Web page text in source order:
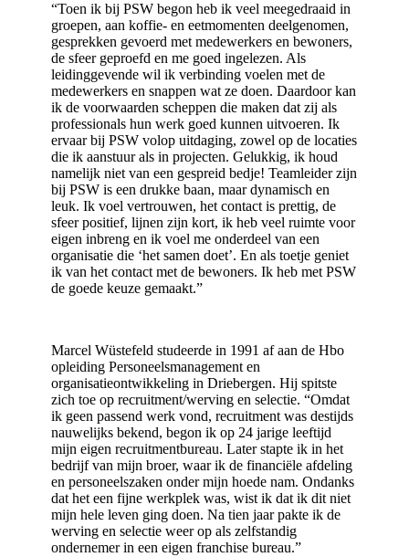
“Toen ik bij PSW begon heb ik veel meegedraaid in
groepen, aan koffie- en eetmomenten deelgenomen,
gesprekken gevoerd met medewerkers en bewoners,
de sfeer geproefd en me goed ingelezen. Als
leidinggevende wil ik verbinding voelen met de
medewerkers en snappen wat ze doen. Daardoor kan
ik de voorwaarden scheppen die maken dat zij als
professionals hun werk goed kunnen uitvoeren. Ik
ervaar bij PSW volop uitdaging, zowel op de locaties
die ik aanstuur als in projecten. Gelukkig, ik houd
namelijk niet van een gespreid bedje! Teamleider zijn
bij PSW is een drukke baan, maar dynamisch en
leuk. Ik voel vertrouwen, het contact is prettig, de
sfeer positief, lijnen zijn kort, ik heb veel ruimte voor
eigen inbreng en ik voel me onderdeel van een
organisatie die ‘het samen doet’. En als toetje geniet
ik van het contact met de bewoners. Ik heb met PSW
de goede keuze gemaakt.”
Marcel Wüstefeld studeerde in 1991 af aan de Hbo
opleiding Personeelsmanagement en
organisatieontwikkeling in Driebergen. Hij spitste
zich toe op recruitment/werving en selectie. “Omdat
ik geen passend werk vond, recruitment was destijds
nauwelijks bekend, begon ik op 24 jarige leeftijd
mijn eigen recruitmentbureau. Later stapte ik in het
bedrijf van mijn broer, waar ik de financiële afdeling
en personeelszaken onder mijn hoede nam. Ondanks
dat het een fijne werkplek was, wist ik dat ik dit niet
mijn hele leven ging doen. Na tien jaar pakte ik de
werving en selectie weer op als zelfstandig
ondernemer in een eigen franchise bureau.”